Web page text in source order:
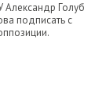
Александр Голуб
подписать с